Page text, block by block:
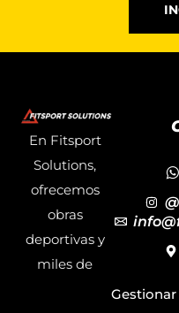
En Fitsport
Solutions,
ofrecemos
obras
deportivas y
miles de